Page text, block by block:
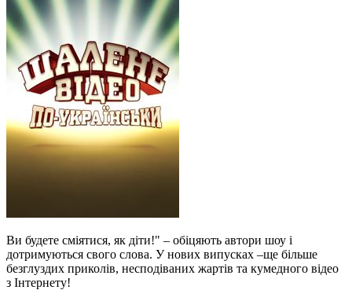
Ви будете сміятися, як діти!" – обіцяють автори шоу і
дотримуються свого слова. У нових випусках –ще більше
безглуздих приколів, несподіваних жартів та кумедного відео
з Інтернету!